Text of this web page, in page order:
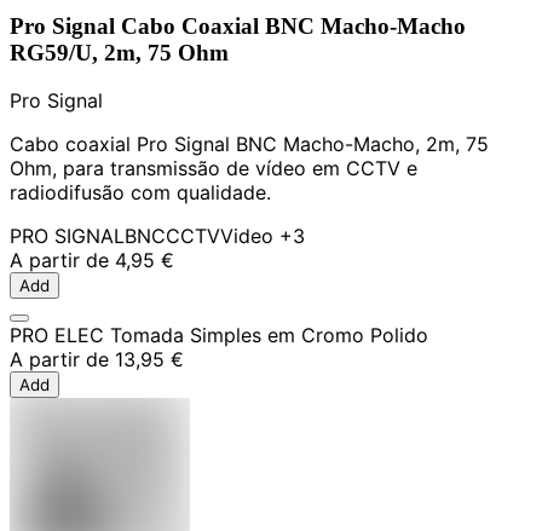
Pro Signal Cabo Coaxial BNC Macho-Macho
RG59/U, 2m, 75 Ohm
Pro Signal
Cabo coaxial Pro Signal BNC Macho-Macho, 2m, 75
Ohm, para transmissão de vídeo em CCTV e
radiodifusão com qualidade.
PRO SIGNALBNCCCTVVideo +3
A partir de 4,95 €
Add
PRO ELEC Tomada Simples em Cromo Polido
A partir de 13,95 €
Add